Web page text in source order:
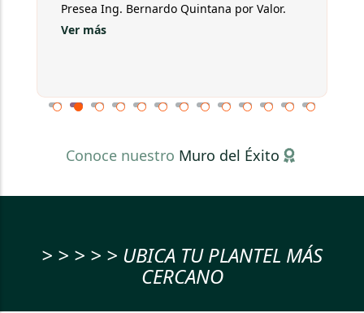
Presea Ing. Bernardo Quintana por Valor.
Ver más
Conoce nuestro Muro del Éxito
> > > > > UBICA TU PLANTEL MÁS
CERCANO